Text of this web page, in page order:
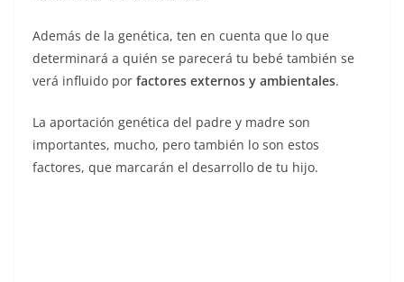
Además de la genética, ten en cuenta que lo que
determinará a quién se parecerá tu bebé también se
verá influido por factores externos y ambientales.
La aportación genética del padre y madre son
importantes, mucho, pero también lo son estos
factores, que marcarán el desarrollo de tu hijo.